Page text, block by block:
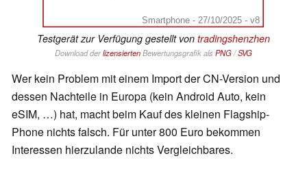
Smartphone - 27/10/2025 - v8
Testgerät zur Verfügung gestellt von tradingshenzhen
Download derlizensiertenBewertungsgrafik als PNG/SVG
Wer kein Problem mit einem Import der CN-Version und
dessen Nachteile in Europa (kein Android Auto, kein
eSIM, …) hat, macht beim Kauf des kleinen Flagship-
Phone nichts falsch. Für unter 800 Euro bekommen
Interessen hierzulande nichts Vergleichbares.